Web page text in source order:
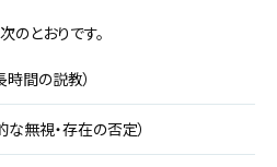
のとおりです。
間の説教）
無視・存在の否定）